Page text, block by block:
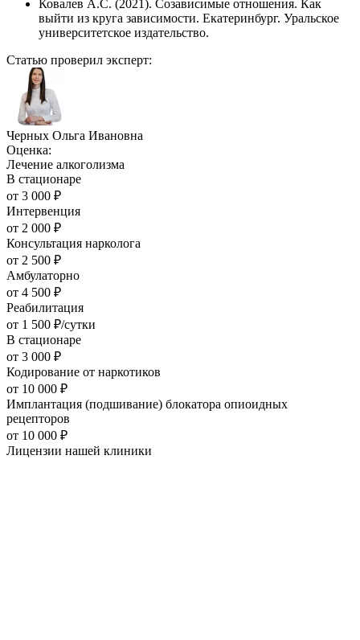
Ковалев А.С. (2021). Созависимые отношения. Как
выйти из круга зависимости. Екатеринбург. Уральское
университетское издательство.
Статью проверил эксперт:
Черных Ольга Ивановна
Оценка:
Лечение алкоголизма
В стационаре
от 3 000 ₽
Интервенция
от 2 000 ₽
Консультация нарколога
от 2 500 ₽
Амбулаторно
от 4 500 ₽
Реабилитация
от 1 500 ₽/сутки
В стационаре
от 3 000 ₽
Кодирование от наркотиков
от 10 000 ₽
Имплантация (подшивание) блокатора опиоидных
рецепторов
от 10 000 ₽
Лицензии нашей клиники